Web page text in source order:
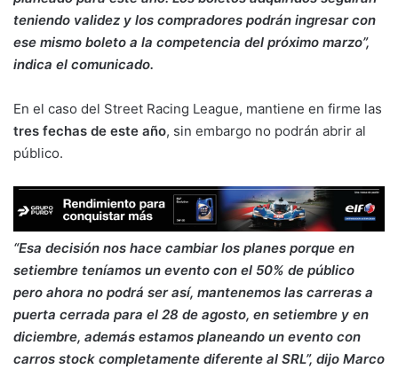
teniendo validez y los compradores podrán ingresar con
ese mismo boleto a la competencia del próximo marzo”,
indica el comunicado.
En el caso del Street Racing League, mantiene en firme las
tres fechas de este año, sin embargo no podrán abrir al
público.
“Esa decisión nos hace cambiar los planes porque en
setiembre teníamos un evento con el 50% de público
pero ahora no podrá ser así, mantenemos las carreras a
puerta cerrada para el 28 de agosto, en setiembre y en
diciembre, además estamos planeando un evento con
carros stock completamente diferente al SRL”, dijo Marco